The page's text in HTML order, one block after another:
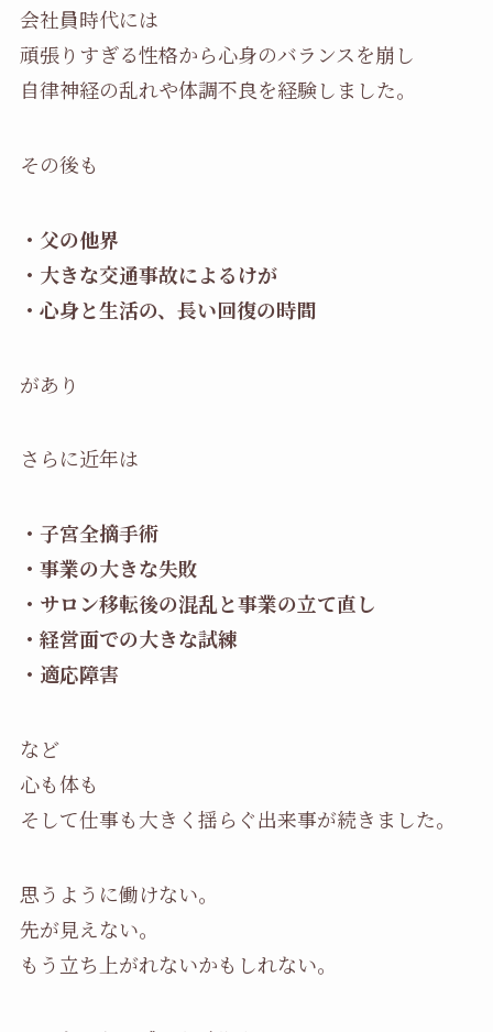
会社員時代には
頑張りすぎる性格から心身のバランスを崩し
自律神経の乱れや体調不良を経験しました。
その後も
・父の他界
・大きな交通事故によるけが
・心身と生活の、長い回復の時間
があり
さらに近年は
・子宮全摘手術
・事業の大きな失敗
・サロン移転後の混乱と事業の立て直し
・経営面での大きな試練
・適応障害
など
心も体も
そして仕事も大きく揺らぐ出来事が続きました。
思うように働けない。
先が見えない。
もう立ち上がれないかもしれない。